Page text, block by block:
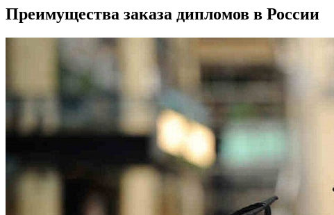
Преимущества заказа дипломов в России